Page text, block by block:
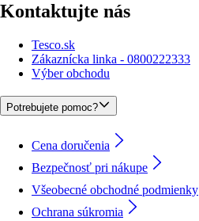
Kontaktujte nás
Tesco.sk
Zákaznícka linka - 0800222333
Výber obchodu
Potrebujete pomoc?
Cena doručenia
Bezpečnosť pri nákupe
Všeobecné obchodné podmienky
Ochrana súkromia